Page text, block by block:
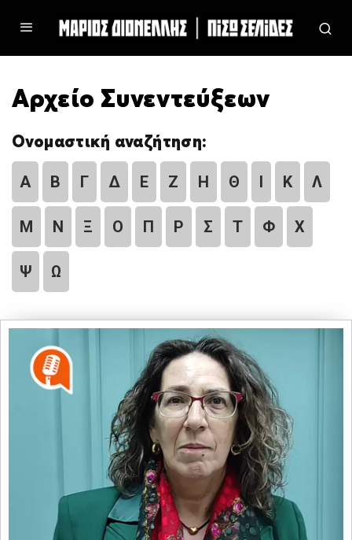
Αρχείο Συνεντεύξεων
Ονομαστική αναζήτηση:
Α Β Γ Δ Ε Ζ Η Θ Ι Κ Λ
Μ Ν Ξ Ο Π Ρ Σ Τ Φ Χ
Ψ Ω